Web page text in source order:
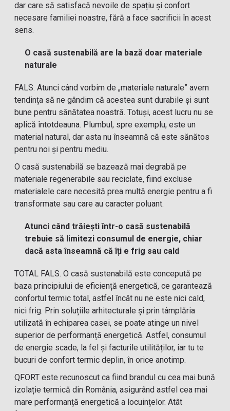
dar care să satisfacă nevoile de spațiu și confort
necesare familiei noastre, fără a face sacrificii în acest
sens.
O casă sustenabilă are la bază doar materiale
naturale
FALS. Atunci când vorbim de „materiale naturale” avem
tendința să ne gândim că acestea sunt durabile și sunt
bune pentru sănătatea noastră. Totuși, acest lucru nu se
aplică întotdeauna. Plumbul, spre exemplu, este un
material natural, dar asta nu înseamnă că este sănătos
pentru noi și pentru mediu.
O casă sustenabilă se bazează mai degrabă pe
materiale regenerabile sau reciclate, fiind excluse
materialele care necesită prea multă energie pentru a fi
transformate sau care au caracter poluant.
Atunci când trăiești într-o casă sustenabilă
trebuie să limitezi consumul de energie, chiar
dacă asta înseamnă că îți e frig sau cald
TOTAL FALS. O casă sustenabilă este concepută pe
baza principiului de eficiență energetică, ce garantează
confortul termic total, astfel încât nu ne este nici cald,
nici frig. Prin soluțiile arhitecturale și prin tâmplăria
utilizată în echiparea casei, se poate atinge un nivel
superior de performanță energetică. Astfel, consumul
de energie scade, la fel și facturile utilităților, iar tu te
bucuri de confort termic deplin, în orice anotimp.
QFORT este recunoscut ca fiind brandul cu cea mai bună
izolație termică din România, asigurând astfel cea mai
mare performanță energetică a locuințelor. Atât